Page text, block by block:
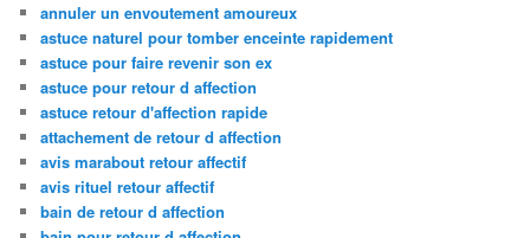
annuler un envoutement amoureux
astuce naturel pour tomber enceinte rapidement
astuce pour faire revenir son ex
astuce pour retour d affection
astuce retour d'affection rapide
attachement de retour d affection
avis marabout retour affectif
avis rituel retour affectif
bain de retour d affection